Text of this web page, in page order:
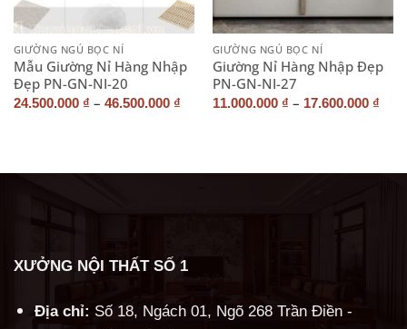
GIƯỜNG NGỦ BỌC NỈ
Mẫu Giường Nỉ Hàng Nhập
Đẹp PN-GN-NI-20
24.500.000 ₫ – 46.500.000 ₫
GIƯỜNG NGỦ BỌC NỈ
Giường Nỉ Hàng Nhập Đẹp
PN-GN-NI-27
11.000.000 ₫ – 17.600.000 ₫
XƯỞNG NỘI THẤT SỐ 1
Địa chỉ: Số 18, Ngách 01, Ngõ 268 Trần Điền -